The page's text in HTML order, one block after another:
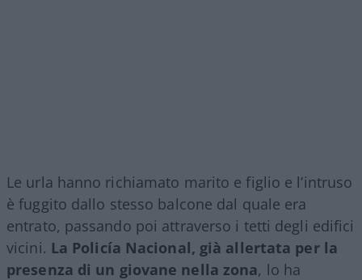
Le urla hanno richiamato marito e figlio e l’intruso
è fuggito dallo stesso balcone dal quale era
entrato, passando poi attraverso i tetti degli edifici
vicini. La Policía Nacional, già allertata per la
presenza di un giovane nella zona, lo ha